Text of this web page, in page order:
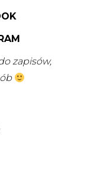
zapisów,